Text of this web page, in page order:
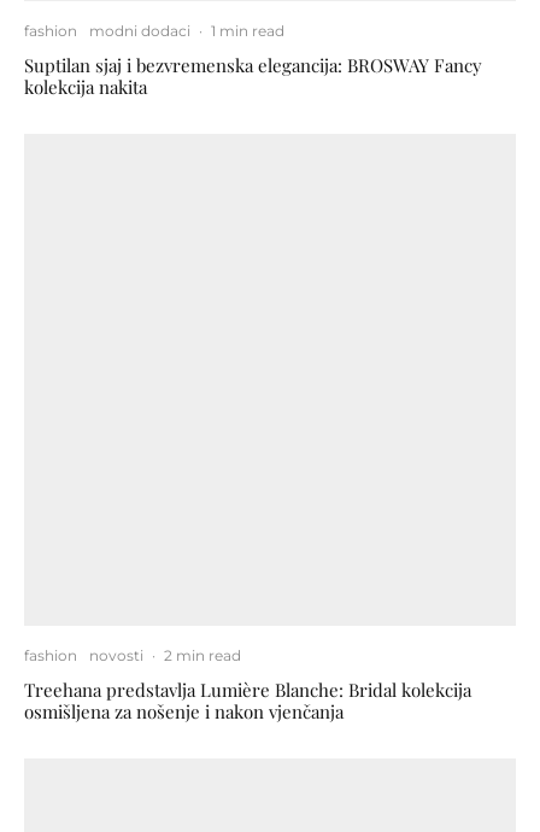
fashion modni dodaci · 1 min read
Suptilan sjaj i bezvremenska elegancija: BROSWAY Fancy
kolekcija nakita
fashion novosti · 2 min read
Treehana predstavlja Lumière Blanche: Bridal kolekcija
osmišljena za nošenje i nakon vjenčanja